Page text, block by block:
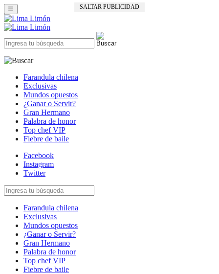
SALTAR PUBLICIDAD
☰
Farandula chilena
Exclusivas
Mundos opuestos
¿Ganar o Servir?
Gran Hermano
Palabra de honor
Top chef VIP
Fiebre de baile
Facebook
Instagram
Twitter
Farandula chilena
Exclusivas
Mundos opuestos
¿Ganar o Servir?
Gran Hermano
Palabra de honor
Top chef VIP
Fiebre de baile